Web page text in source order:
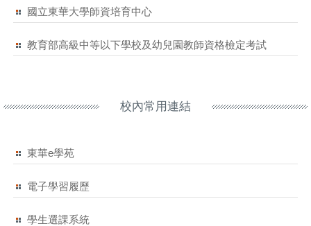
國立東華大學師資培育中心
教育部高級中等以下學校及幼兒園教師資格檢定考試
校內常用連結
東華e學苑
電子學習履歷
學生選課系統